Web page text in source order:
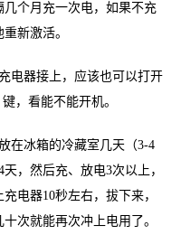
个月充一次电，如果不充
新激活。
电器接上，应该也可以打开
键，看能不能开机。
在冰箱的冷藏室几天（3-4
，然后充、放电3次以上，
电器10秒左右，拔下来，
次就能再次冲上电用了。